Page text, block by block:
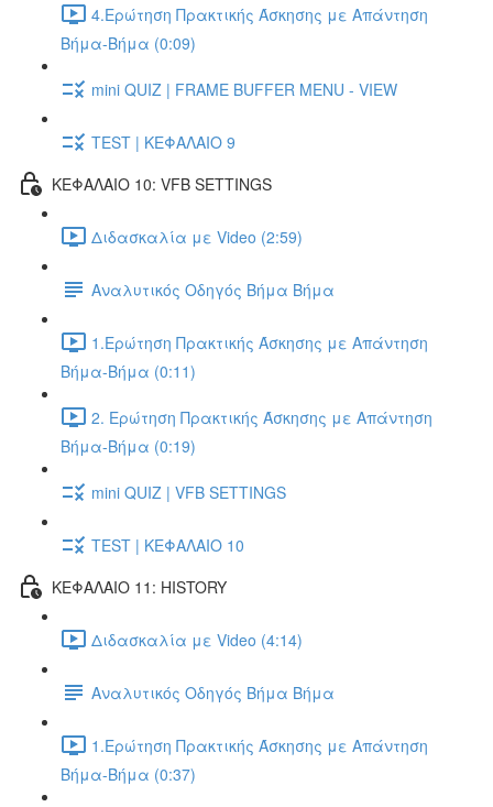
4.Ερώτηση Πρακτικής Άσκησης με Απάντηση
Βήμα-Βήμα (0:09)
mini QUIZ | FRAME BUFFER MENU - VIEW
TEST | ΚΕΦΑΛΑΙΟ 9
ΚΕΦΑΛΑΙΟ 10: VFB SETTINGS
Διδασκαλία με Video (2:59)
Αναλυτικός Οδηγός Βήμα Βήμα
1.Ερώτηση Πρακτικής Άσκησης με Απάντηση
Βήμα-Βήμα (0:11)
2. Ερώτηση Πρακτικής Άσκησης με Απάντηση
Βήμα-Βήμα (0:19)
mini QUIZ | VFB SETTINGS
TEST | ΚΕΦΑΛΑΙΟ 10
ΚΕΦΑΛΑΙΟ 11: HISTORY
Διδασκαλία με Video (4:14)
Αναλυτικός Οδηγός Βήμα Βήμα
1.Ερώτηση Πρακτικής Άσκησης με Απάντηση
Βήμα-Βήμα (0:37)